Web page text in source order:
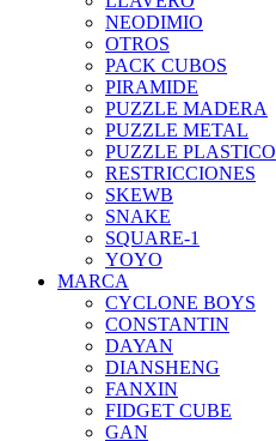
NEODIMIO
OTROS
PACK CUBOS
PIRAMIDE
PUZZLE MADERA
PUZZLE METAL
PUZZLE PLASTICO
RESTRICCIONES
SKEWB
SNAKE
SQUARE-1
YOYO
MARCA
CYCLONE BOYS
CONSTANTIN
DAYAN
DIANSHENG
FANXIN
FIDGET CUBE
GAN